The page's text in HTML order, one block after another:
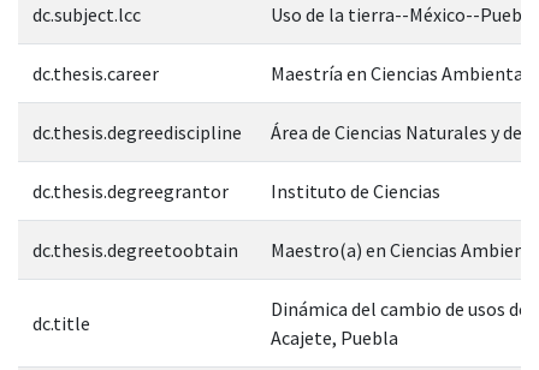
dc.subject.lcc Uso de la tierra--México--Puebla
dc.thesis.career Maestría en Ciencias
dc.thesis.degreediscipline Área de Ciencias Naturales y de
dc.thesis.degreegrantor Instituto de Ciencias
dc.thesis.degreetoobtain Maestro(a) en Ciencias
dc.title
Dinámica del cambio de usos de
Acajete, Puebla